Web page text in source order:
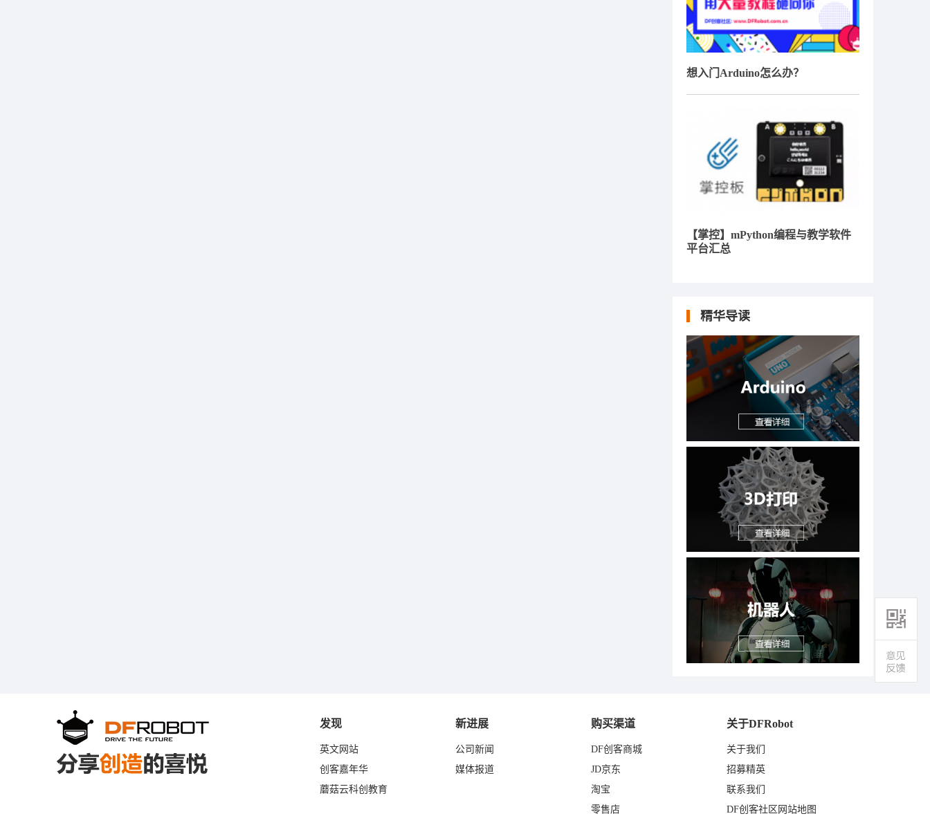
想入门Arduino怎么办？
【掌控】mPython编程与教学软件
平台汇总
精华导读
发现
英文网站
创客嘉年华
蘑菇云科创教育
新进展
公司新闻
媒体报道
购买渠道
DF创客商城
JD京东
淘宝
零售店
关于DFRobot
关于我们
招募精英
联系我们
DF创客社区网站地图